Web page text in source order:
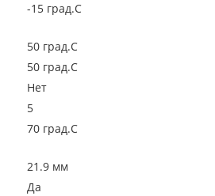
-15 град.C
50 град.C
50 град.C
Нет
5
70 град.C
21.9 мм
Да